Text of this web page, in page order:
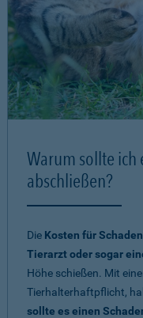
Warum sollte ich
abschließen?
Die Kosten für
Tierarzt oder sogar
Höhe schießen. Mit
Tierhalterhaftpflicht,
sollte es einen